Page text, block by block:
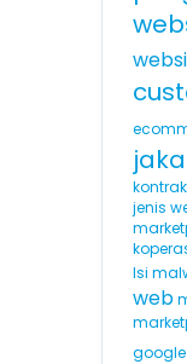
jenis
lsi
web
google